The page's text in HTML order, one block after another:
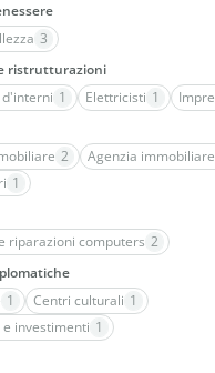
3
ristrutturazioni
1 Elettricisti 1
2 Agenzia
1
riparazioni computers 2
1 Centri culturali 1
investimenti 1